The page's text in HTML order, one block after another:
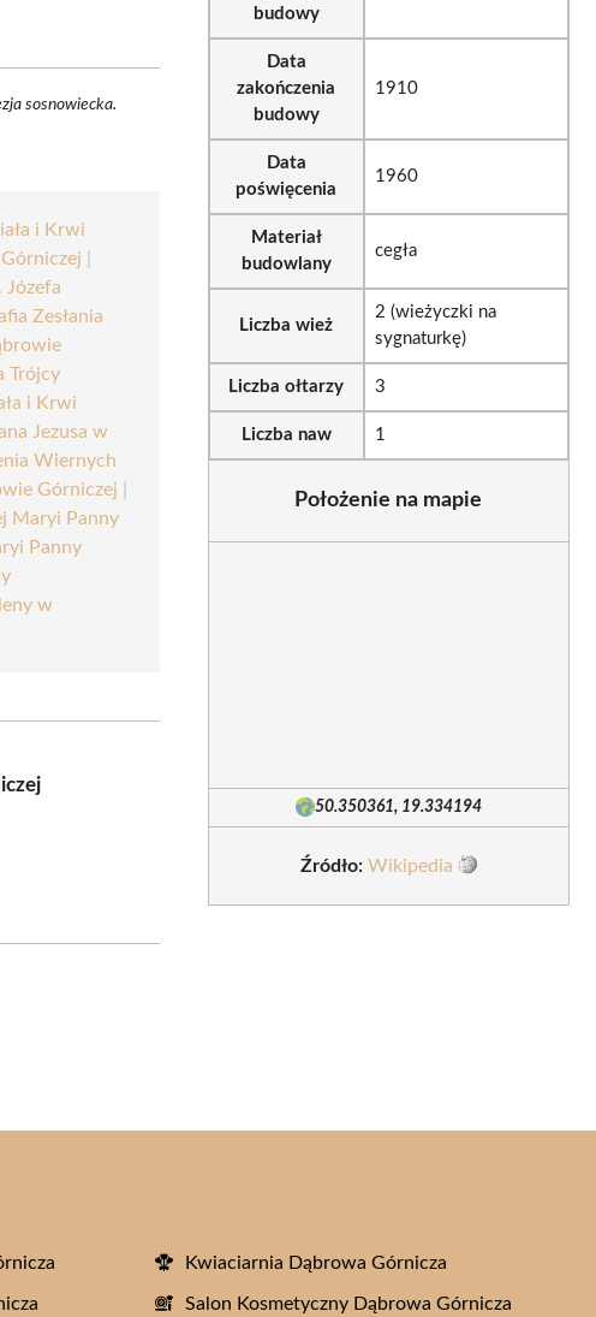
sosnowiecka.
i Krwi
Józefa
Zesłania
Trójcy
i Krwi
Jezusa w
Wiernych
Górniczej
Maryi Panny
Panny
w
budowy
Data
zakończenia
budowy
1910
Data
poświęcenia
1960
Materiał
budowlany
cegła
Liczba wież
2 (wieżyczki na
sygnaturkę)
Liczba ołtarzy 3
Liczba naw 1
Położenie na mapie
50.350361, 19.334194
Źródło: Wikipedia
Kwiaciarnia Dąbrowa Górnicza
Salon Kosmetyczny Dąbrowa Górnicza